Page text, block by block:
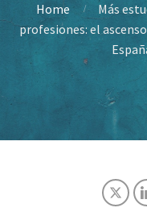
Home
Más
profesiones: el